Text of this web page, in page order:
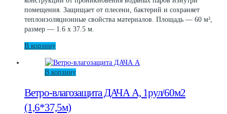
помещения. Защищает от плесени, бактерий и сохраняет
теплоизоляционные свойства материалов. Площадь — 60 м²,
размер — 1.6 х 37.5 м.
В корзину
В корзину
Ветро-влагозащита ДАЧА А, 1рул/60м2
(1,6*37,5м)